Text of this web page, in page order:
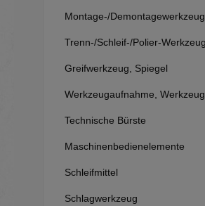
Montage-/Demontagewerkzeug
Trenn-/Schleif-/Polier-Werkzeug
Greifwerkzeug, Spiegel
Werkzeugaufnahme,
Technische Bürste
Maschinenbedienelemente
Schleifmittel
Schlagwerkzeug